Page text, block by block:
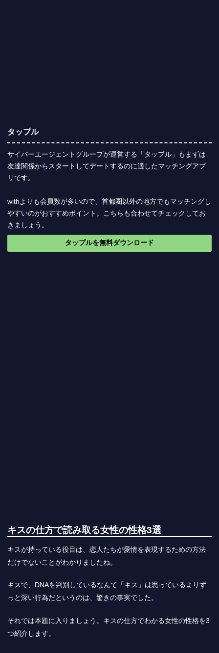
タップル
サイバーエージェントグループが運営する「タップル」もまずは
友達関係からスタートしてデートするのに適したマッチングアプ
リです。
withよりも会員数が多いので、首都圏以外の地方でもマッチングし
やすいのがおすすめポイント。こちらも合わせてチェックしてお
きましょう。
タップルを無料ダウンロード
キスの仕方で読み取る女性の性格3選
キスが持っている役目は、恋人たちが愛情を表現するための方法
だけでないことがわかりましたね。
キスで、DNAを判別しているなんて「キス」は思っているよりず
っと深い行為だというのは、驚きの事実でした。
それでは本題に入りましょう。キスの仕方でわかる女性の性格を3
つ紹介します。